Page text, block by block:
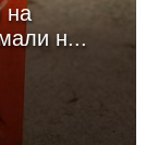
на
н...